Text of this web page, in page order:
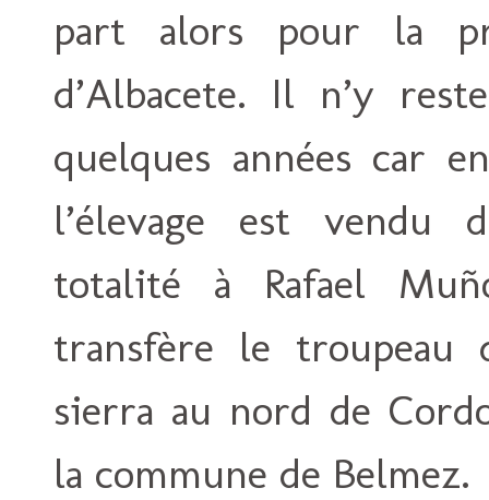
part alors pour la
d’Albacete. Il n’y
quelques années car
l’élevage est vendu
totalité à Rafael
transfère le troupeau
sierra au nord de
la commune de Belmez.